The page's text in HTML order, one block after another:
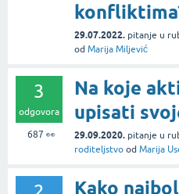
29.07.2022. pitanje u
od Marija Miljević
3
odgovora
687 👀
Na koje
upisati
29.09.2020. pitanje u
roditeljstvo od Marija
Kako